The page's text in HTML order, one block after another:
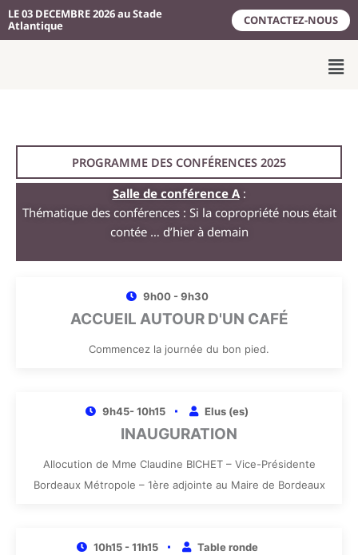
Aller
au
LE 03 DECEMBRE 2026 au Stade
Atlantique
CONTACTEZ-NOUS
PROGRAMME DES CONFÉRENCES 2025
Salle de conférence A:
Thématique des conférences : Si la copropriété nous était
contée … d’hier à demain
9h00 - 9h30
ACCUEIL AUTOUR D'UN CAFÉ
Commencez la journée du bon pied.
9h45- 10h15 Elus (es)
INAUGURATION
Allocution de Mme Claudine BICHET – Vice-Présidente
Bordeaux Métropole – 1ère adjointe au Maire de Bordeaux
10h15 - 11h15 Table ronde